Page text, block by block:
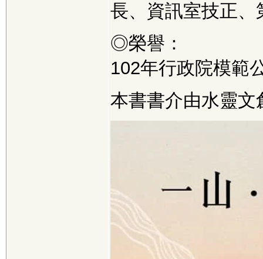
長、資訊室技正、
◎榮譽：
102年行政院模範
本書書介由水靈文